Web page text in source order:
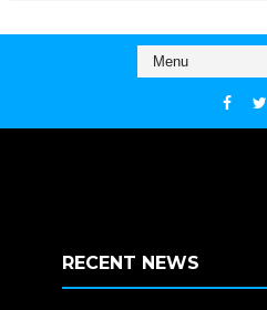
RECENT NEWS